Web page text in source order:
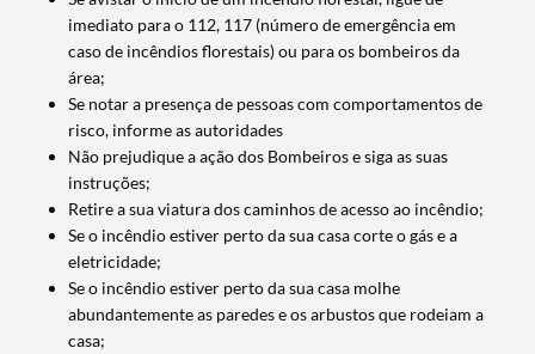
Termo de Pesquisa
imediato para o 112, 117 (número de emergência em
caso de incêndios florestais) ou para os bombeiros da
área;
Se notar a presença de pessoas com comportamentos de
risco, informe as autoridades
Não prejudique a ação dos Bombeiros e siga as suas
instruções;
Retire a sua viatura dos caminhos de acesso ao incêndio;
Se o incêndio estiver perto da sua casa corte o gás e a
eletricidade;
Se o incêndio estiver perto da sua casa molhe
abundantemente as paredes e os arbustos que rodeiam a
casa;